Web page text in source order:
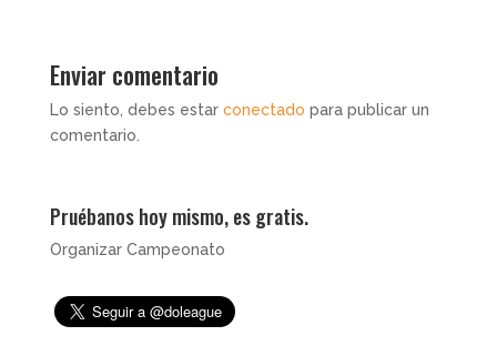
Enviar comentario
Lo siento, debes estar conectado para publicar un
comentario.
Pruébanos hoy mismo, es gratis.
Organizar Campeonato